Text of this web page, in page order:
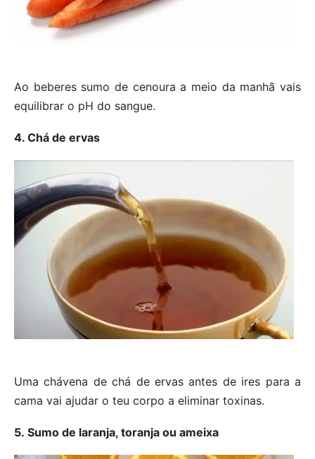
Ao beberes sumo de cenoura a meio da manhã vais
equilibrar o pH do sangue.
4. Chá de ervas
Uma chávena de chá de ervas antes de ires para a
cama vai ajudar o teu corpo a eliminar toxinas.
5. Sumo de laranja, toranja ou ameixa